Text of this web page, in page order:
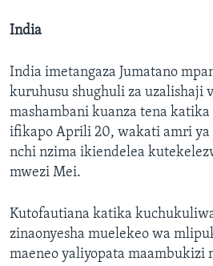
India
India imetangaza Jumatano
kuruhusu shughuli za uzalishaji
mashambani kuanza tena
ifikapo Aprili 20, wakati amri
nchi nzima ikiendelea
mwezi Mei.
Kutofautiana katika
zinaonyesha muelekeo wa
maeneo yaliyopata maambukizi